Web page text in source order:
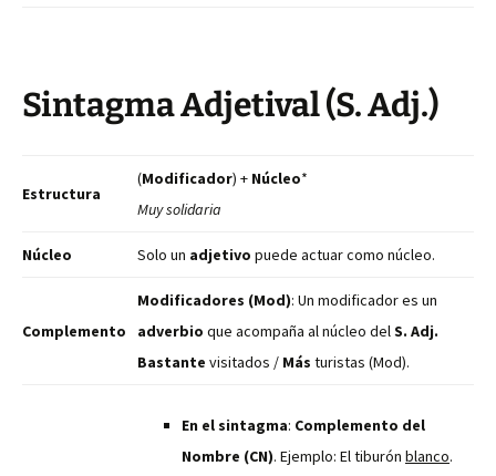
Sintagma Adjetival (S. Adj.)
Estructura
(Modificador) + Núcleo*
Muy solidaria
Núcleo Solo un adjetivo puede actuar como núcleo.
Complemento
Modificadores (Mod): Un modificador es un
adverbio que acompaña al núcleo delS. Adj.
Bastante visitados / Más turistas (Mod).
En el sintagma: Complemento del
Nombre (CN). Ejemplo: El tiburón blanco.